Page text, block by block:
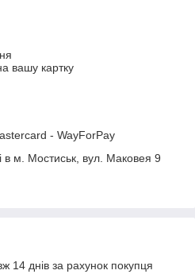
вашу картку
- WayForPay
в м. Мостиськ, вул. Маковея 9
14 днів за рахунок покупця